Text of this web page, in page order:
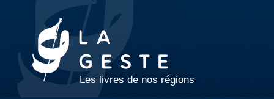
Les livres de nos régions